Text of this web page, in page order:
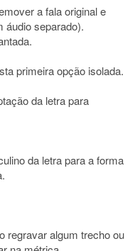
a fala original e
áudio separado).
primeira opção isolada.
da letra para
da letra para a forma
regravar algum trecho ou